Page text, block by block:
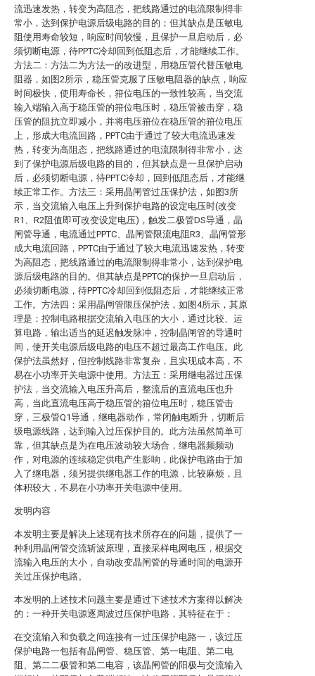
流迅速发热，转变为高阻态，把线路通过的电流限制得非
常小，达到保护电源后级电路的目的；但其缺点是压敏电
阻使用寿命较短，响应时间较慢，且保护一旦启动后，必
须切断电源，待PPTC冷却回到低阻态后，才能继续工作。
方法二：方法二为方法一的改进型，用稳压管代替压敏电
阻器，如图2所示，稳压管克服了压敏电阻器的缺点，响应
时间极快，使用寿命长，箝位电压的一致性较高，当交流
输入端输入高于稳压管的箝位电压时，稳压管被击穿，稳
压管的阻抗立即减小，并将电压箝位在稳压管的箝位电压
上，形成大电流回路，PPTC由于通过了较大电流迅速发
热，转变为高阻态，把线路通过的电流限制得非常小，达
到了保护电源后级电路的目的，但其缺点是一旦保护启动
后，必须切断电源，待PPTC冷却，回到低阻态后，才能继
续正常工作。方法三：采用晶闸管过压保护法，如图3所
示，当交流输入电压上升到保护电路的设定电压时(改变
R1、R2阻值即可改变设定电压)，触发二极管DS导通，晶
闸管导通，电流通过PPTC、晶闸管限流电阻R3、晶闸管形
成大电流回路，PPTC由于通过了较大电流迅速发热，转变
为高阻态，把线路通过的电流限制得非常小，达到保护电
源后级电路的目的。但其缺点是PPTC的保护一旦启动后，
必须切断电源，待PPTC冷却回到低阻态后，才能继续正常
工作。方法四：采用晶闸管限压保护法，如图4所示，其原
理是：控制电路根据交流输入电压的大小，通过比较、运
算电路，输出适当的延迟触发脉冲，控制晶闸管的导通时
间，使开关电源后级电路的电压不超过最高工作电压。此
保护法虽然好，但控制线路非常复杂，且实现成本高，不
易在小功率开关电源中使用。方法五：采用继电器过压保
护法，当交流输入电压升高后，整流后的直流电压也升
高，当此直流电压高于稳压管的箝位电压时，稳压管击
穿，三极管Q1导通，继电器动作，常闭触电断升，切断后
级电源线路，达到输入过压保护目的。此方法虽然简单可
靠，但其缺点是为在电压波动较大场合，继电器频频动
作，对电源的连续稳定供电产生影响，此保护电路由于加
入了继电器，须另提供继电器工作的电源，比较麻烦，且
体积较大，不易在小功率开关电源中使用。
发明内容
本发明主要是解决上述现有技术所存在的问题，提供了一
种利用晶闸管交流斩波原理，直接采样电网电压，根据交
流输入电压的大小，自动改变晶闸管的导通时间的电源开
关过压保护电路。
本发明的上述技术问题主要是通过下述技术方案得以解决
的：一种开关电源逐周波过压保护电路，其特征在于：
在交流输入和负载之间连接有一过压保护电路一，该过压
保护电路一包括有晶闸管、稳压管、第一电阻、第二电
阻、第二二极管和第二电容，该晶闸管的阳极与交流输入